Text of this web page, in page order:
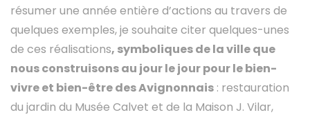
résumer une année entière d’actions au travers de
quelques exemples, je souhaite citer quelques-unes
de ces réalisations, symboliques de la ville que
nous construisons au jour le jour pour le bien-
vivre et bien-être des Avignonnais : restauration
du jardin du Musée Calvet et de la Maison J. Vilar,